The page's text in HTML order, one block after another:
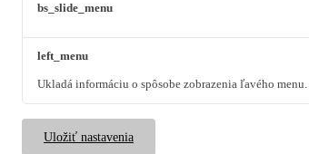
bs_slide_menu
left_menu
Ukladá informáciu o spôsobe zobrazenia ľavého menu.
Uložiť nastavenia